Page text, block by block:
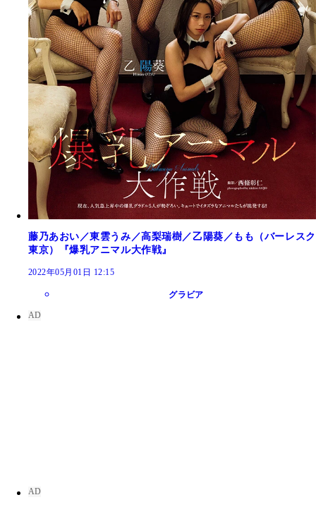
藤乃あおい／東雲うみ／高梨瑞樹／乙陽葵／もも（バーレスク
東京）『爆乳アニマル大作戦』
2022年05月01日 12:15
グラビア